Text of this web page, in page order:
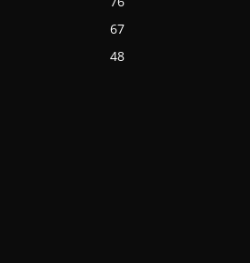
67
48